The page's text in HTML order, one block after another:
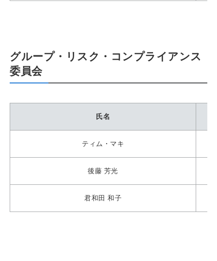
グループ・リスク・コンプライアンス
委員会
氏名
ティム・マキ
後藤 芳光
君和田 和子